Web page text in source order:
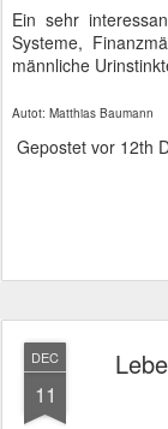
Ein sehr
Systeme,
männliche
Autot: Matthias Baumann
Gepostet vor 12th
DEC
11